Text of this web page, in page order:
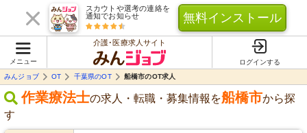
スカウトや選考の連絡を
通知でお知らせ
無料インストール
メニュー
介護･医療求人サイト
ログインする
みんジョブ
OT 千葉県のOT 船橋市のOT求人
作業療法士の求人・転職・募集情報を船橋市から探
す